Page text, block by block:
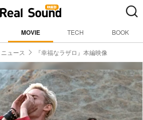
MOVIE TECH BOOK
ニュース 『幸福なラザロ』本編映像